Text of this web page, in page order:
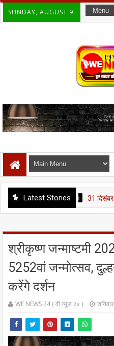
SUNDAY, AUGUST 9.
Latest Stories
पचांग पुराण 31 दिसंबर 2028 तक
श्रीकृष्ण जन्माष्टमी
5252वां जन्मोत्सव,
करेंगे दर्शन
WE NEWS 24 ( वी न्यूज २४ )